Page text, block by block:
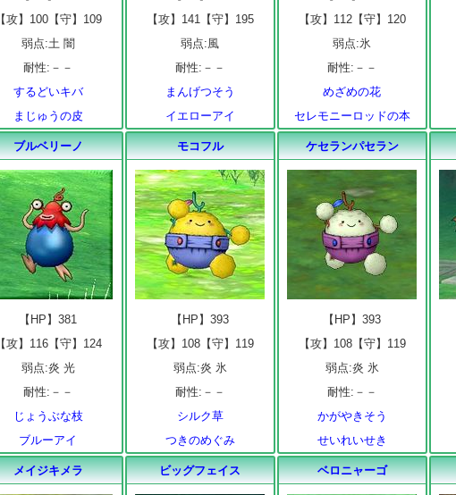
【攻】100【守】109
弱点:土 闇
耐性:－－
するどいキバ
まじゅうの皮
【攻】141【守】195
弱点:風
耐性:－－
まんげつそう
イエローアイ
【攻】112【守】120
弱点:氷
耐性:－－
めざめの花
セレモニーロッドの本
ブルベリーノ
【HP】381
【攻】116【守】124
弱点:炎 光
耐性:－－
じょうぶな枝
ブルーアイ
モコフル
【HP】393
【攻】108【守】119
弱点:炎 氷
耐性:－－
シルク草
つきのめぐみ
ケセランパセラン
【HP】393
【攻】108【守】119
弱点:炎 氷
耐性:－－
かがやきそう
せいれいせき
メイジキメラ ビッグフェイス ベロニャーゴ